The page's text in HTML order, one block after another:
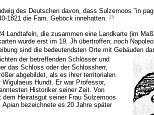
des Deutschen davon, dass Sulzemoos "in
1821 die Fam. Geböck innehatten. 27)
Landtafeln, die zusammen eine Landkarte (im
wurde erst im 19. Jh übertroffen; noch
sind die bedeutendsten Orte mit Gebäuden
der betreffenden Schlösser und
das Schloss oder der Schlossherr,
abgebildet, als es ihrer territorialen
Hundt. Er war Professor,
Historiker seiner Zeit. Von
Heiratsgut seiner Frau Sulzemoos
bezeichnete es 20 Jahre später